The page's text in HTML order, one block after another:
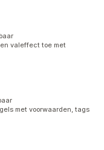
valeffect toe met
met voorwaarden, tags